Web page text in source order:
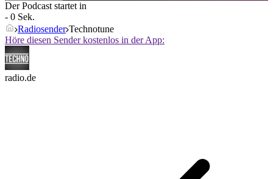
Der Podcast startet in
- 0 Sek.
Radiosender Technotune
Höre diesen Sender kostenlos in der App:
radio.de